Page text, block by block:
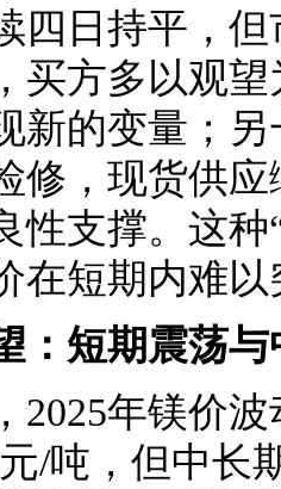
四日持平，
买方多以观
新的变量；
修，现货供
性支撑。这种
在短期内难
：短期震荡
2025年镁价
元/吨，但中长